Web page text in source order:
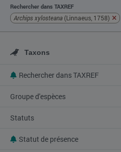
Rechercher dans TAXREF
Archips xylosteana (Linnaeus, 1758)
Taxons
Rechercher dans TAXREF
Groupe d'espèces
Statuts
Statut de présence